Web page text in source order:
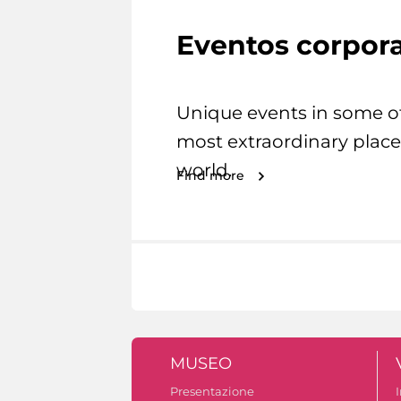
Eventos
Unique events in some
most extraordinary
world.
Find more
MUSEO
Presentazione